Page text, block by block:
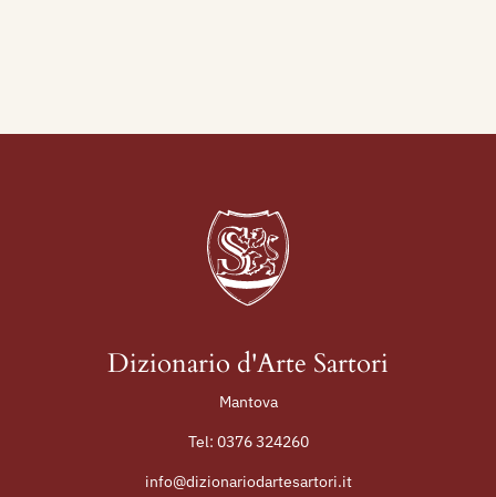
Dizionario d'Arte Sartori
Mantova
Tel: 0376 324260
info@dizionariodartesartori.it